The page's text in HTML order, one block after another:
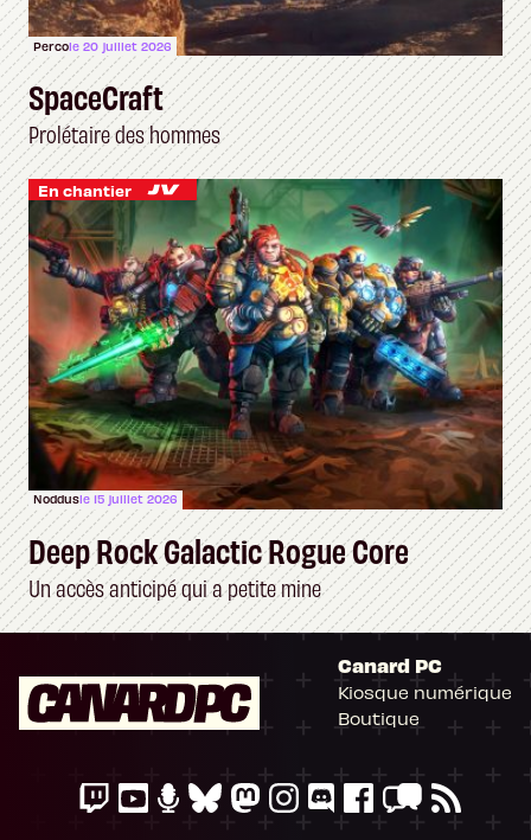
Percole 20 juillet 2026
SpaceCraft
Prolétaire des hommes
En chantier
Noddusle 15 juillet 2026
Deep Rock Galactic Rogue Core
Un accès anticipé qui a petite mine
Canard PC
Kiosque numérique
Boutique